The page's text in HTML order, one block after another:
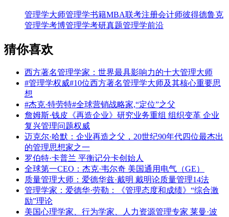
管理学大师管理学书籍MBA联考注册会计师彼得德鲁克
管理学考博管理学考研真题管理学前沿
猜你喜欢
西方著名管理学家：世界最具影响力的十大管理大师
#管理学权威#10位西方著名管理学大师及其核心重要思
想
#杰克·特劳特#全球营销战略家,“定位”之父
詹姆斯·钱皮《再造企业》研究业务重组 组织变革 企业
复兴管理问题权威
迈克尔·哈默：企业再造之父，20世纪90年代四位最杰出
的管理思想家之一
罗伯特·卡普兰 平衡记分卡创始人
全球第一CEO：杰克·韦尔奇 美国通用电气（GE）
质量管理大师：爱德华兹·戴明 戴明论质量管理14法
管理学家：爱德华·劳勒：《管理态度和成绩》“综合激
励”理论
美国心理学家、行为学家、人力资源管理专家 莱曼·波